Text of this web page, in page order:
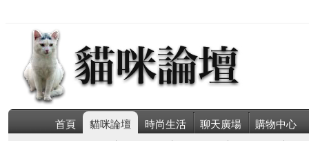
首頁 貓咪論壇 時尚生活 聊天廣場 購物中心